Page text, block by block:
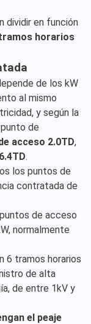
dividir en función
horarios
de los kW
al mismo
y según la
de
acceso 2.0TD,
.
los puntos de
contratada de
de acceso
normalmente
6 tramos horarios
de alta
de entre 1kV y
el peaje